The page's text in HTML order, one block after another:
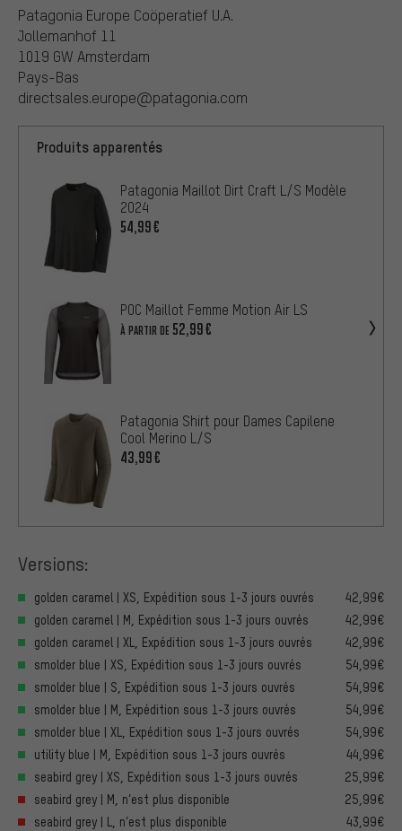
Patagonia Europe Coöperatief U.A.
Jollemanhof 11
1019 GW Amsterdam
Pays-Bas
directsales.europe@patagonia.com
Produits apparentés
Patagonia Maillot Dirt Craft L/S Modèle
2024
54,99€
POC Maillot Femme Motion Air LS
À PARTIR DE 52,99€
Patagonia Shirt pour Dames Capilene
Cool Merino L/S
43,99€
Versions:
golden caramel | XS, Expédition sous 1-3 jours ouvrés
42,99€
golden caramel | M, Expédition sous 1-3 jours ouvrés
42,99€
golden caramel | XL, Expédition sous 1-3 jours ouvrés
42,99€
smolder blue | XS, Expédition sous 1-3 jours ouvrés
54,99€
smolder blue | S, Expédition sous 1-3 jours ouvrés
54,99€
smolder blue | M, Expédition sous 1-3 jours ouvrés
54,99€
smolder blue | XL, Expédition sous 1-3 jours ouvrés
54,99€
utility blue | M, Expédition sous 1-3 jours ouvrés
44,99€
seabird grey | XS, Expédition sous 1-3 jours ouvrés
25,99€
seabird grey | M, n’est plus disponible
25,99€
seabird grey | L, n’est plus disponible
43,99€